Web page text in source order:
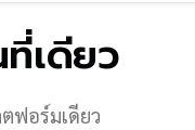
เดียว
ฟอร์มเดียว